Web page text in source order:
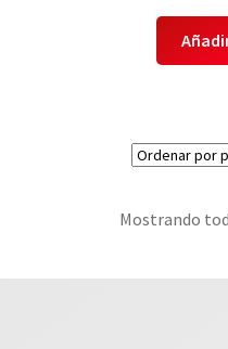
Mostrando